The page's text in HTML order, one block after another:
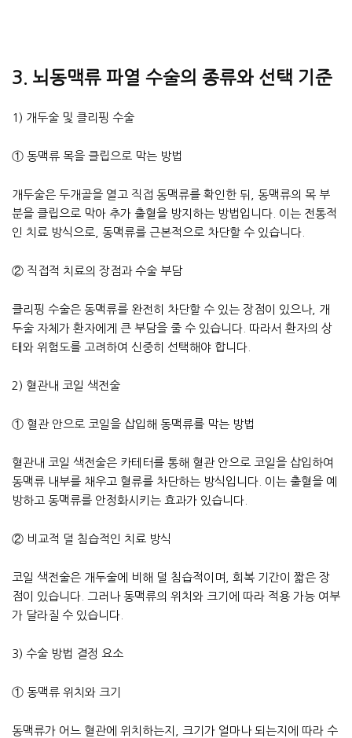
3. 뇌동맥류 파열 수술의 종류와 선택 기준
1) 개두술 및 클리핑 수술
① 동맥류 목을 클립으로 막는 방법
개두술은 두개골을 열고 직접 동맥류를 확인한 뒤, 동맥류의 목 부
분을 클립으로 막아 추가 출혈을 방지하는 방법입니다. 이는 전통적
인 치료 방식으로, 동맥류를 근본적으로 차단할 수 있습니다.
② 직접적 치료의 장점과 수술 부담
클리핑 수술은 동맥류를 완전히 차단할 수 있는 장점이 있으나, 개
두술 자체가 환자에게 큰 부담을 줄 수 있습니다. 따라서 환자의 상
태와 위험도를 고려하여 신중히 선택해야 합니다.
2) 혈관내 코일 색전술
① 혈관 안으로 코일을 삽입해 동맥류를 막는 방법
혈관내 코일 색전술은 카테터를 통해 혈관 안으로 코일을 삽입하여
동맥류 내부를 채우고 혈류를 차단하는 방식입니다. 이는 출혈을 예
방하고 동맥류를 안정화시키는 효과가 있습니다.
② 비교적 덜 침습적인 치료 방식
코일 색전술은 개두술에 비해 덜 침습적이며, 회복 기간이 짧은 장
점이 있습니다. 그러나 동맥류의 위치와 크기에 따라 적용 가능 여부
가 달라질 수 있습니다.
3) 수술 방법 결정 요소
① 동맥류 위치와 크기
동맥류가 어느 혈관에 위치하는지, 크기가 얼마나 되는지에 따라 수